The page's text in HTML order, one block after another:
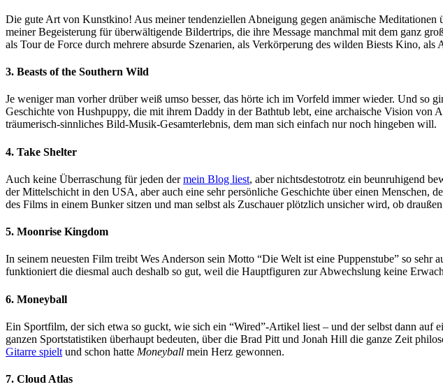
Die gute Art von Kunstkino! Aus meiner tendenziellen Abneigung gegen anämische
meiner Begeisterung für überwältigende Bildertrips, die ihre Message manchmal mit dem ganz
als Tour de Force durch mehrere absurde Szenarien, als Verkörperung des wilden Biests Kino,
3. Beasts of the Southern Wild
Je weniger man vorher drüber weiß umso besser, das hörte ich im Vorfeld immer wieder. Und
Geschichte von Hushpuppy, die mit ihrem Daddy in der Bathtub lebt, eine archaische Vision
träumerisch-sinnliches Bild-Musik-Gesamterlebnis, dem man sich einfach nur noch hingeben will.
4. Take Shelter
Auch keine Überraschung für jeden dermein Blog liest, aber nichtsdestotrotz ein beunruhigend
der Mittelschicht in den USA, aber auch eine sehr persönliche Geschichte über einen Menschen,
des Films in einem Bunker sitzen und man selbst als Zuschauer plötzlich unsicher wird, ob
5. Moonrise Kingdom
In seinem neuesten Film treibt Wes Anderson sein Motto “Die Welt ist eine Puppenstube” so
funktioniert die diesmal auch deshalb so gut, weil die Hauptfiguren zur Abwechslung keine
6. Moneyball
Ein Sportfilm, der sich etwa so guckt, wie sich ein “Wired”-Artikel liest – und der selbst dann
ganzen Sportstatistiken überhaupt bedeuten, über die Brad Pitt und Jonah Hill die ganze Zeit
Gitarre spielt und schon hatte Moneyball mein Herz gewonnen.
7. Cloud Atlas